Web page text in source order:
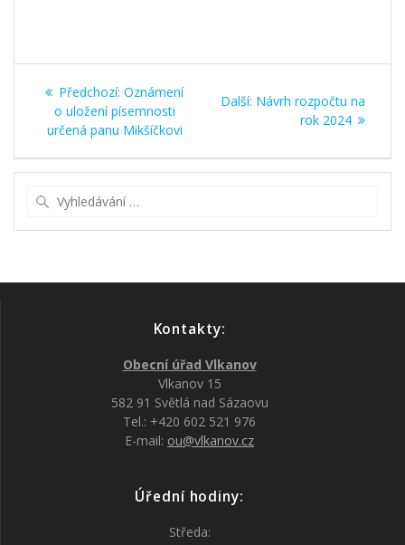
Navigace
pro
příspěvek
Předchozí: Předchozí
příspěvek:
Oznámení
o uložení písemnosti
určená panu Mikšíčkovi
Další: Další
příspěvek:
Návrh rozpočtu na
rok 2024
Kontakty:
Obecní úřad Vlkanov
Vlkanov 15
582 91 Světlá nad Sázaovu
Tel.: +420 602 521 976
E-mail: ou@vlkanov.cz
Úřední hodiny:
Středa: